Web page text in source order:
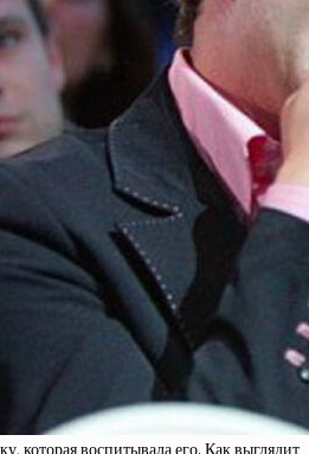
которая воспитывала его. Как выглядит